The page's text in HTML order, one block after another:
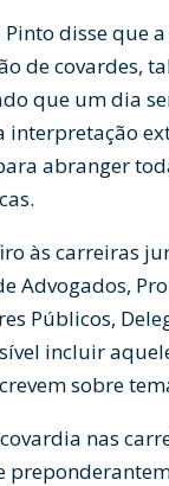
disse que
de covardes,
que um dia
interpretação
abranger
às carreiras
Advogados,
Públicos,
incluir
sobre
nas